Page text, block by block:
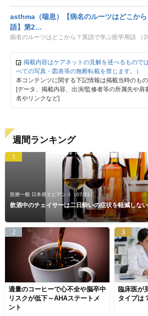
asthma（喘息）【病名のルーツはどこか
語】第2…
病名のルーツはどこから？英語で学ぶ医学用語 （
掲載内容はケアネットの見解を述べるもので
べての写真・図表等の無断転載を禁じます。）
本コンテンツに関する下記情報は掲載当時のもの
[データ、掲載内容、出演/監修者等の所属先や肩
名やリンクなど]
週間ランキング
1
医療一般 日本発エビデンス （07/31）
飲酒中のチェイサーは二日酔いの症状を軽減しな
2
適量のコーヒーで心不全や脳卒中
リスクが低下～AHAステートメ
ント
3
臨床医が
タイプは